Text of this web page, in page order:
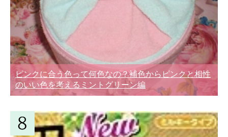
ピンクに合う色って何色なの？補色からピンクと相性
のいい色を考えるミントグリーン編